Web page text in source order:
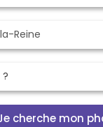
cherche mon